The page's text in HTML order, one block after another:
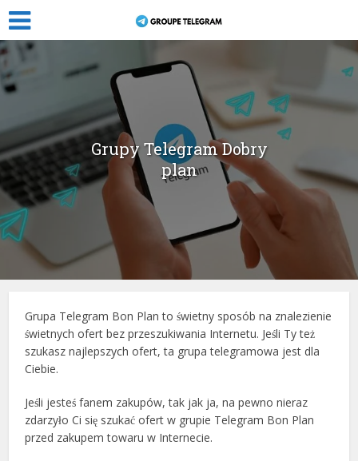
Grupy Telegram Dobry
plan
Grupa Telegram Bon Plan to świetny sposób na znalezienie
świetnych ofert bez przeszukiwania Internetu. Jeśli Ty też
szukasz najlepszych ofert, ta grupa telegramowa jest dla
Ciebie.
Jeśli jesteś fanem zakupów, tak jak ja, na pewno nieraz
zdarzyło Ci się szukać ofert w grupie Telegram Bon Plan
przed zakupem towaru w Internecie.